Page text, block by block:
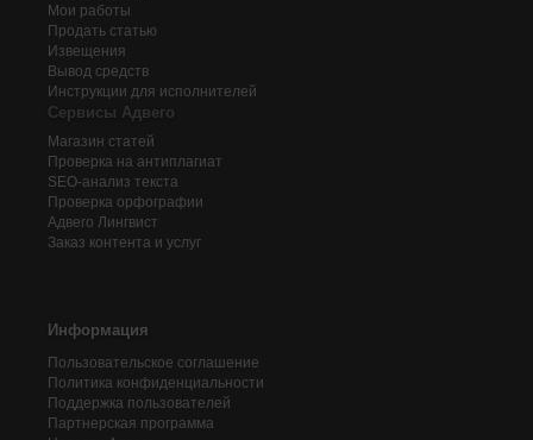
Мои работы
Продать статью
Извещения
Вывод средств
Инструкции для исполнителей
Сервисы Адвего
Магазин статей
Проверка на антиплагиат
SEO-анализ текста
Проверка орфографии
Адвего Лингвист
Заказ контента и услуг
Информация
Пользовательское соглашение
Политика конфиденциальности
Поддержка пользователей
Партнерская программа